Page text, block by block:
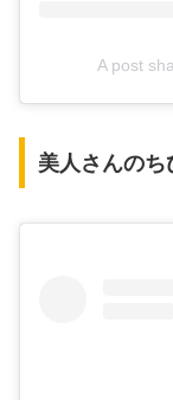
A post
美人さんのち